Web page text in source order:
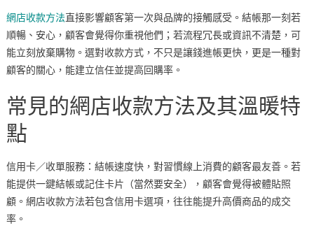
網店收款方法直接影響顧客第一次與品牌的接觸感受。結帳那一刻若
順暢、安心，顧客會覺得你重視他們；若流程冗長或資訊不清楚，可
能立刻放棄購物。選對收款方式，不只是讓錢進帳更快，更是一種對
顧客的關心，能建立信任並提高回購率。
常見的網店收款方法及其溫暖特
點
信用卡／收單服務：結帳速度快，對習慣線上消費的顧客最友善。若
能提供一鍵結帳或記住卡片（當然要安全），顧客會覺得被體貼照
顧。網店收款方法若包含信用卡選項，往往能提升高價商品的成交
率。